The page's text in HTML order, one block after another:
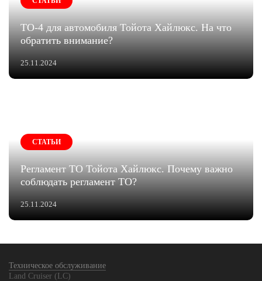
ТО-4 для автомобиля Тойота Хайлюкс. На что
обратить внимание?
25.11.2024
СТАТЬИ
Регламент ТО Тойота Хайлюкс. Почему важно
соблюдать регламент ТО?
25.11.2024
Техническое обслуживание
Land Cruiser (LC)